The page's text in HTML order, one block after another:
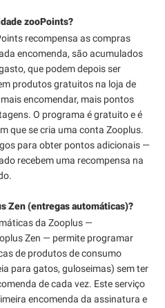
zooPoints?
recompensa as compras
encomenda, são acumulados
que podem depois ser
produtos gratuitos na loja de
encomendar, mais pontos
O programa é gratuito e é
que se cria uma conta Zooplus.
para obter pontos adicionais —
recebem uma recompensa na
Zen (entregas automáticas)?
da Zooplus —
Zen — permite programar
de produtos de consumo
para gatos, guloseimas) sem ter
de cada vez. Este serviço
encomenda da assinatura e